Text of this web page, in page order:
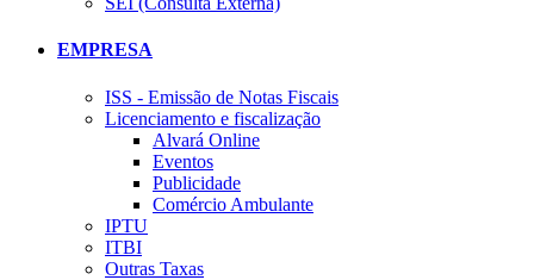
EMPRESA
ISS - Emissão de Notas Fiscais
Licenciamento e fiscalização
Alvará Online
Eventos
Publicidade
Comércio Ambulante
IPTU
ITBI
Outras Taxas